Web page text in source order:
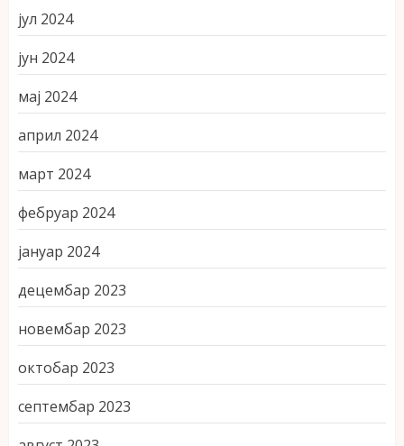
јул 2024
јун 2024
мај 2024
април 2024
март 2024
фебруар 2024
јануар 2024
децембар 2023
новембар 2023
октобар 2023
септембар 2023